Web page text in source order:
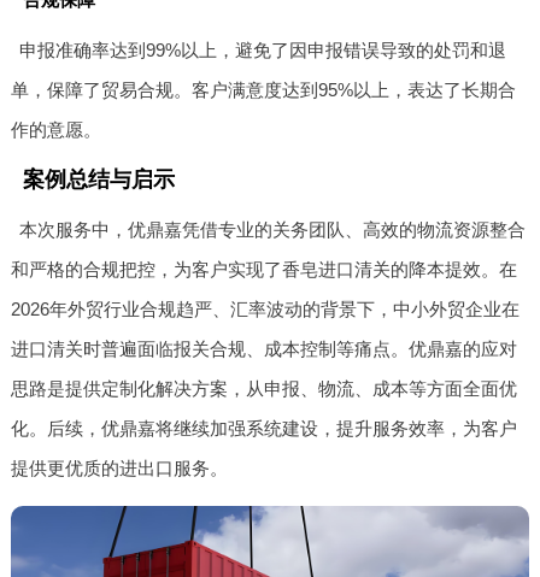
申报准确率达到99%以上，避免了因申报错误导致的处罚和退
单，保障了贸易合规。客户满意度达到95%以上，表达了长期合
作的意愿。
案例总结与启示
本次服务中，优鼎嘉凭借专业的关务团队、高效的物流资源整合
和严格的合规把控，为客户实现了香皂进口清关的降本提效。在
2026年外贸行业合规趋严、汇率波动的背景下，中小外贸企业在
进口清关时普遍面临报关合规、成本控制等痛点。优鼎嘉的应对
思路是提供定制化解决方案，从申报、物流、成本等方面全面优
化。后续，优鼎嘉将继续加强系统建设，提升服务效率，为客户
提供更优质的进出口服务。